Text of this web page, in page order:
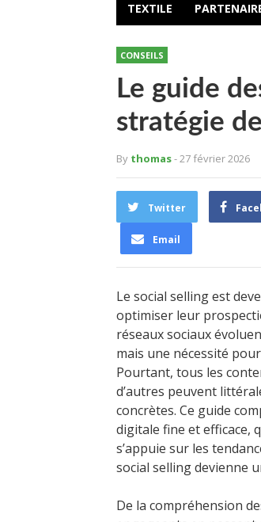
TEXTILE
CONSEILS
Le guide
stratégie
By thomas- 27 février 2026
Twitter
Email
Le social selling est
optimiser leur
réseaux sociaux
mais une nécessité
Pourtant, tous les
d’autres peuvent
concrètes. Ce guide
digitale fine et efficace,
s’appuie sur les
social selling devienne
De la compréhension